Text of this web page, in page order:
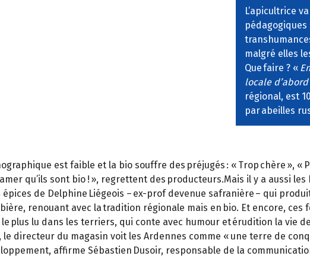
L’apicultrice
malgré elles
Que faire ? «
locale d’abord
régional, est
par abeilles
est faible et la bio souffre des préjugés : « Trop chère », «
qu’ils sont bio ! », regrettent des producteurs.Mais il y a aussi
de Delphine Liégeois – ex-prof devenue safranière – qui
renouant avec la tradition régionale mais en bio. Et encore,
plus lu dans les terriers, qui conte avec humour et érudition la vie
directeur du magasin voit les Ardennes comme « une terre de
affirme Sébastien Dusoir, responsable de la